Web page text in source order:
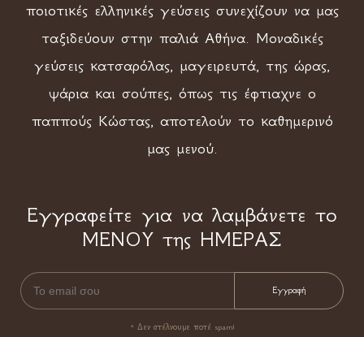
ποιοτικές ελληνικές γεύσεις συνεχίζουν να μας
ταξιδεύουν στην παλιά Αθήνα. Μοναδικές
γεύσεις κατσαρόλας, μαγειρευτά, της ώρας,
ψάρια και σούπες, όπως τις έφτιαχνε ο
παππούς Κώστας, αποτελούν το καθημερινό
μας μενού.
Εγγραφείτε για να λαμβάνετε το
ΜΕΝΟΥ της ΗΜΕΡΑΣ
* Δεν στέλνουμε ποτέ spam!